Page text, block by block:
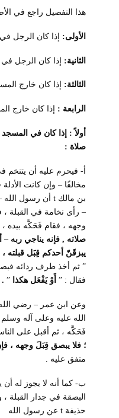
هذا التفصيل راجع في
الأولى: إذا كان الرجل
الثانية: إذا كان الرجل
الثالثة: إذا كان خارج
الرابعة : إذا كان خارج
أولاً : إذا كان في
صلاة :
أ- فيحرم عليه أن يتنخم
مخالفًا – وإن كانت
بن مالكt أن رسول الله
– رأى نخامة في
وجهه ، فقام فَحَكَّه بيده
صلاته , فإنه يناجي ربه –
يبزقَنّ أحدكم قِبَل قبلته
” ثم أخذ طرف ردائه
فقال : ” أَوْ يَفْعَل هكذا ”
.
وعن ابن عمر – رضي
الله عليه وعلى آله
فَحَكَّه ، ثم أقبل على
؛ فلا يبصق قِبَلَ وجهه ،
متفق عليه .
ب- كما أنه لا يجوز له أن
البصقة في جدار القبلة
حذيفةt عن رسول الله